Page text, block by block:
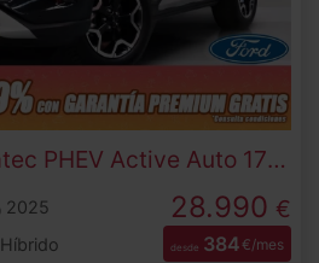
2.5 Duratec PHEV Active Auto 178 kW (243 CV)
2025
Híbrido
28.990 €
desde 384€/mes